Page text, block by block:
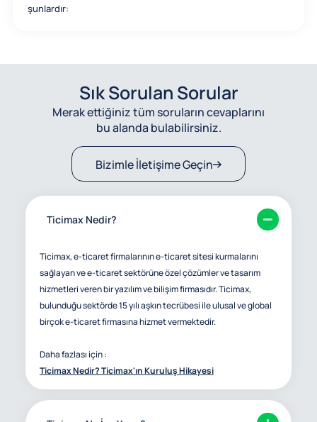
şunlardır:
Sık Sorulan Sorular
Merak ettiğiniz tüm soruların cevaplarını
bu alanda bulabilirsiniz.
Bizimle İletişime Geçin
Ticimax Nedir?
Ticimax, e-ticaret firmalarının e-ticaret sitesi kurmalarını
sağlayan ve e-ticaret sektörüne özel çözümler ve tasarım
hizmetleri veren bir yazılım ve bilişim firmasıdır. Ticimax,
bulunduğu sektörde 15 yılı aşkın tecrübesi ile ulusal ve global
birçok e-ticaret firmasına hizmet vermektedir.
Daha fazlası için :
Ticimax Nedir? Ticimax'ın Kuruluş Hikayesi